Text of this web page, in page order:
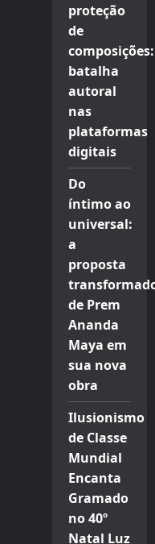
proteção
de
composições:
batalha
autoral
nas
plataformas
digitais
Do
íntimo ao
universal:
a
proposta
de Prem
Ananda
Maya em
sua nova
obra
Ilusionismo
de Classe
Mundial
Encanta
Gramado
no 40º
Natal Luz